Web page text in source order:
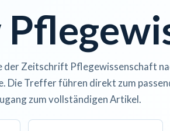
der Zeitschrift Pflegewissenschaft
Die Treffer führen direkt zum
zum vollständigen Artikel.